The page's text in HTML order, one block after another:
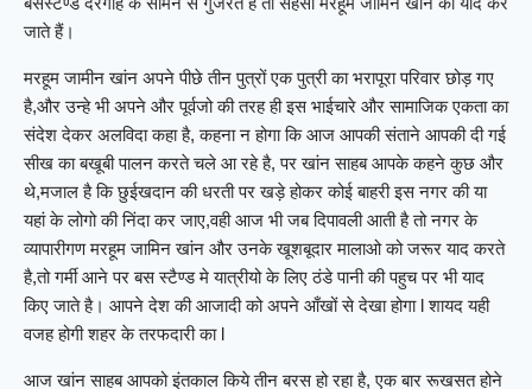
जाते हैं।
मरहूम जामीन खांन अपने पीछे तीन पुत्रों एक पुत्री का भरापूरा परिवार छोड़ गए
है,और उन्हे भी अपने और पूर्वजो की तरह ही इस भाईचारे और सामाजिक एकता का
संदेश देकर अलविदा कहा है, कहना न होगा कि आज आपकी संताने आपकी दी गई
सीख का बखूबी पालन करते चले आ रहे है, पर खांन साहब आपके कहने कुछ और
थे,मजाल है कि छुईखदान की धरती पर खड़े होकर कोई बाहरी इस नगर की या
यहां के लोगो की निंदा कर जाए,वही आज भी जब दिपावली आती है तो नगर के
व्यापारीगण मरहूम जामिन खांन और उनके खूशबूदार मालाओ को जरूर याद करते
है,तो गर्मी आने पर बस स्टैण्ड मे यात्रीयो के लिए ठंडे पानी की पहुच पर भी याद
किए जाते है। आपने देश की आजादी को अपने आँखों से देखा होगा l शायद यही
वजह होगी शहर के तरफदारी का l
आज खांन साहब आपको इंतकाल किये तीन बरस हो रहा है, एक बार रूखसत होने